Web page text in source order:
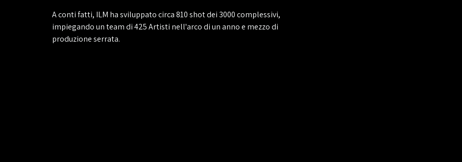
A conti fatti, ILM ha sviluppato circa 810 shot dei 3000 complessivi,
impiegando un team di 425 Artisti nell'arco di un anno e mezzo di
produzione serrata.